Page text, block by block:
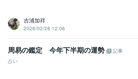
吉浦加祥
2026/02/28 12:06
周易の鑑定 今年下半期の運勢
記事
占い